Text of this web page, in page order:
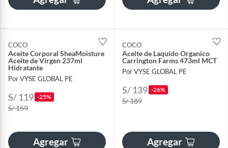
COCO
Aceite Corporal SheaMoisture
Aceite de Virgen 237ml
Hidratante
Por VYSE GLOBAL PE
S/ 119 -25%
S/ 159
Agregar
COCO
Aceite de Laquido Organico
Carrington Farms 473ml MCT
Por VYSE GLOBAL PE
S/ 139 -26%
S/ 189
Agregar